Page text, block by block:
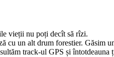
vieții nu poți decît să rîzi.
cu un alt drum forestier.
track-ul GPS și întotdeauna